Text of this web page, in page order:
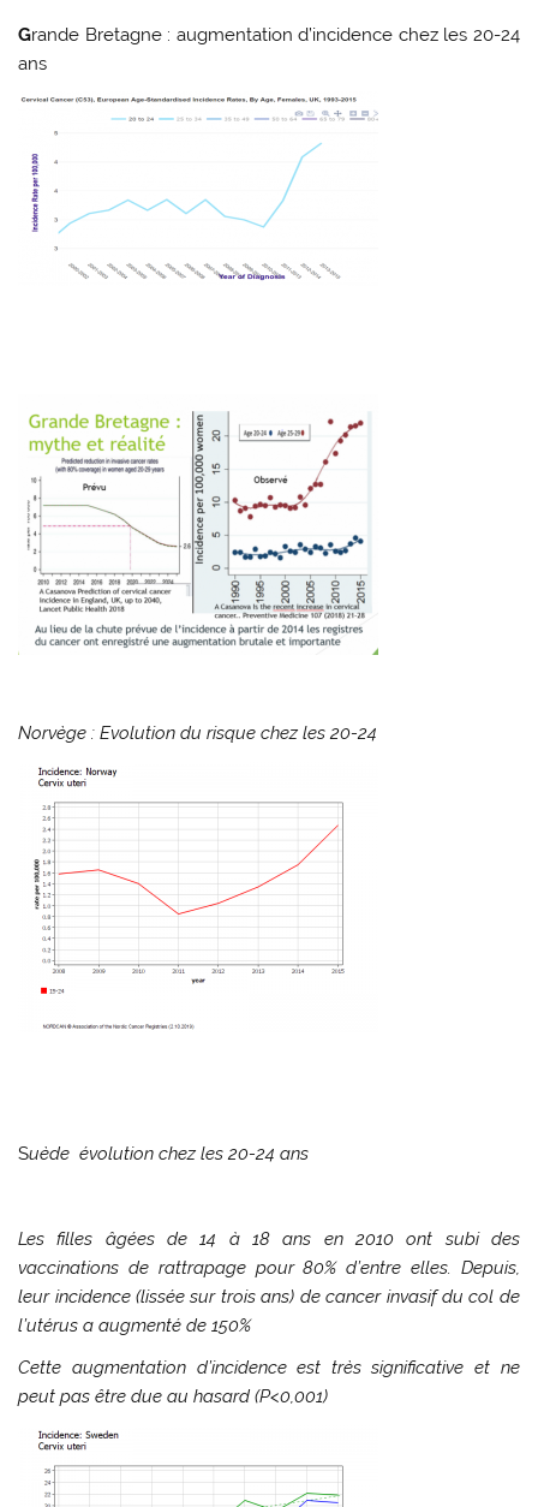
Grande Bretagne : augmentationd’incidence chez les 20-24
ans
Norvège : Evolution du risque chez les 20-24
Suède évolution chez les 20-24 ans
Les filles âgées de 14 à 18 ans en 2010 ont subi des
vaccinations de rattrapage pour 80% d’entre elles. Depuis,
leur incidence (lissée sur trois ans) de cancer invasif du col de
l’utérus a augmenté de 150%
Cette augmentation d’incidence est très significative et ne
peut pas être due au hasard (P<0,001)